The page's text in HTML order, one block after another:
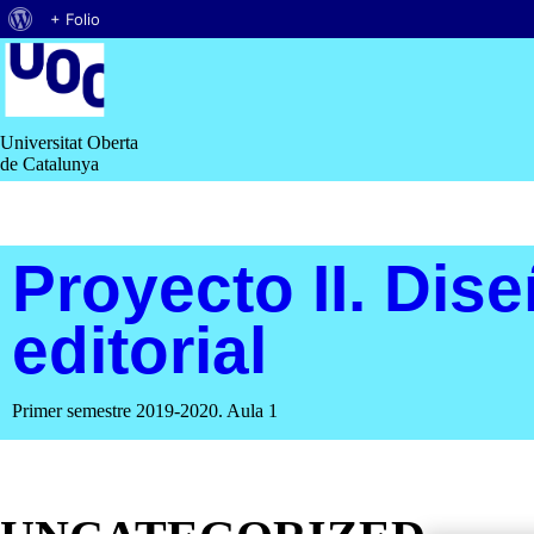
Saltar
al
contenido
Universitat Oberta
de Catalunya
Proyecto II.
editorial
Primer semestre 2019-2020. Aula 1
Acerca
de
WordPress
+ Folio